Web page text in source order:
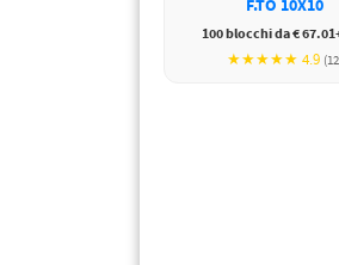
F.TO 10X10
100 blocchi da €
★★★★★ 4.9